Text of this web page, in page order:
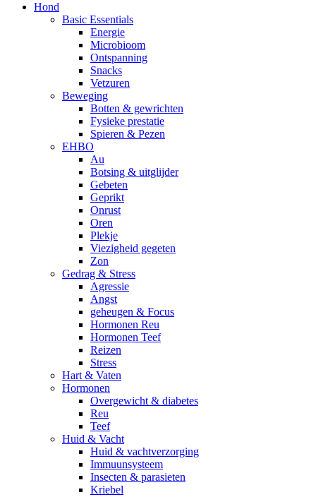
Hond
Basic Essentials
Energie
Microbioom
Ontspanning
Snacks
Vetzuren
Beweging
Botten & gewrichten
Fysieke prestatie
Spieren & Pezen
EHBO
Au
Botsing & uitglijder
Gebeten
Geprikt
Onrust
Oren
Plekje
Viezigheid gegeten
Zon
Gedrag & Stress
Agressie
Angst
geheugen & Focus
Hormonen Reu
Hormonen Teef
Reizen
Stress
Hart & Vaten
Hormonen
Overgewicht & diabetes
Reu
Teef
Huid & Vacht
Huid & vachtverzorging
Immuunsysteem
Insecten & parasieten
Kriebel